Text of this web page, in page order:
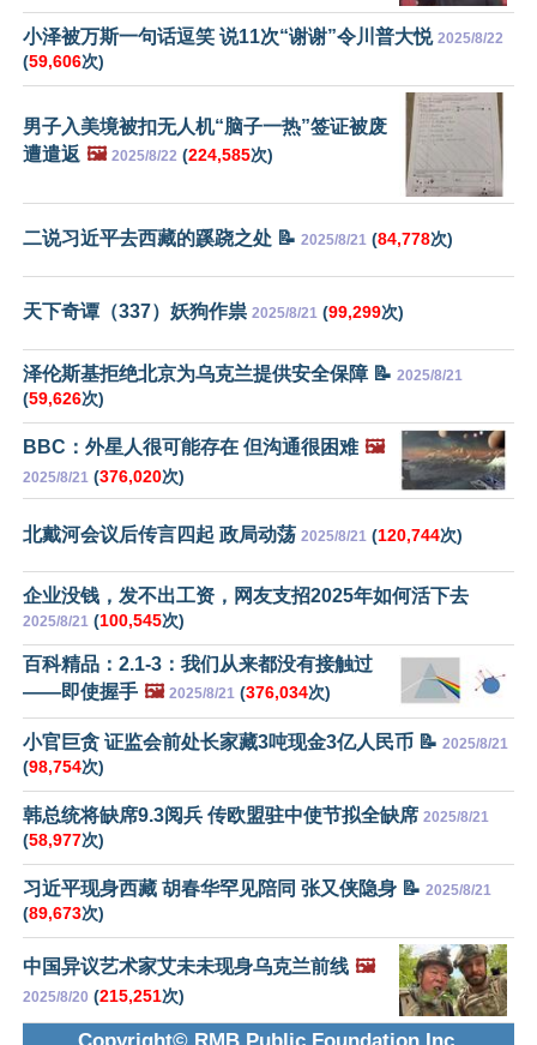
小泽被万斯一句话逗笑 说11次“谢谢”令川普大悦 2025/8/22
(59,606次)
男子入美境被扣无人机“脑子一热”签证被废
遭遣返 🖼️ 2025/8/22 (224,585次)
二说习近平去西藏的蹊跷之处 📝 2025/8/21 (84,778次)
天下奇谭（337）妖狗作祟 2025/8/21 (99,299次)
泽伦斯基拒绝北京为乌克兰提供安全保障 📝 2025/8/21
(59,626次)
BBC：外星人很可能存在 但沟通很困难 🖼️
2025/8/21 (376,020次)
北戴河会议后传言四起 政局动荡 2025/8/21 (120,744次)
企业没钱，发不出工资，网友支招2025年如何活下去
2025/8/21 (100,545次)
百科精品：2.1-3：我们从来都没有接触过
——即使握手 🖼️ 2025/8/21 (376,034次)
小官巨贪 证监会前处长家藏3吨现金3亿人民币 📝 2025/8/21
(98,754次)
韩总统将缺席9.3阅兵 传欧盟驻中使节拟全缺席 2025/8/21
(58,977次)
习近平现身西藏 胡春华罕见陪同 张又侠隐身 📝 2025/8/21
(89,673次)
中国异议艺术家艾未未现身乌克兰前线 🖼️
2025/8/20 (215,251次)